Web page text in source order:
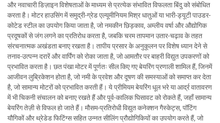
और नवाचारी डिज़ाइन विशेषताओं के माध्यम से प्रत्येक संभावित विफलता बिंदु को संबोधित
करता है। मोटर हाउसिंग में समुद्री-ग्रेड एल्यूमीनियम मिश्र धातुओं या भारी-ड्यूटी पाउडर-
कोटेड स्टील का उपयोग किया जाता है, जो नमकीन छिड़काव, अम्लीय वर्षा और औद्योगिक
प्रदूषकों से जंग लगने का प्रतिरोध करता है, जबकि चरम तापमान उतार-चढ़ाव के तहत
संरचनात्मक अखंडता बनाए रखता है। तापीय प्रसार के अनुकूलन पर विशेष ध्यान देने से
तनाव-उत्पन्न दरारें और वार्पिंग को रोका जाता है, जो आमतौर पर बाहरी विद्युत उपकरणों को
प्रभावित करता है। छत पंखा मोटर में पूर्णतः सील किए गए बेयरिंग प्रणाली शामिल हैं, जिनमें
आजीवन लुब्रिकेशन होता है, जो नमी के प्रवेश और दूषण की समस्याओं को समाप्त कर देता
है, जो सामान्य मोटरों को प्रभावित करती हैं। ये प्रीमियम बेयरिंग धूल भरे या आर्द्र वातावरण
में भी चिकनी संचालन को बनाए रखते हैं और पूर्व-कालिक घिसावट को रोकते हैं, जहाँ सामान्य
बेयरिंग तेज़ी से विफल हो जाते हैं। मौसम-प्रतिरोधी विद्युत कनेक्शन गैस्केट्स, पॉटिंग
यौगिकों और थ्रेडेड फिटिंग्स सहित उन्नत सीलिंग प्रौद्योगिकियों का उपयोग करते हैं, जो